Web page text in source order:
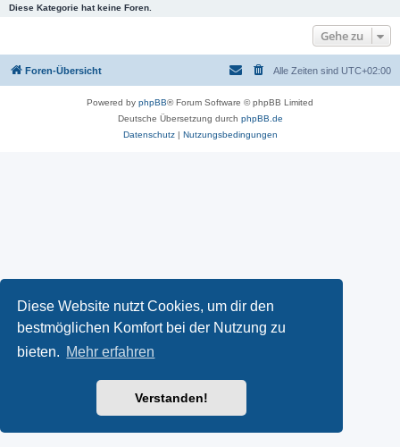
Diese Website nutzt Cookies, um dir den
bestmöglichen Komfort bei der Nutzung zu
bieten. Mehr erfahren
Verstanden!
Diese Kategorie hat keine Foren.
Gehe zu
Foren-Übersicht Alle Zeiten sind UTC+02:00
Powered by phpBB® Forum Software © phpBB Limited
Deutsche Übersetzung durch phpBB.de
Datenschutz| Nutzungsbedingungen